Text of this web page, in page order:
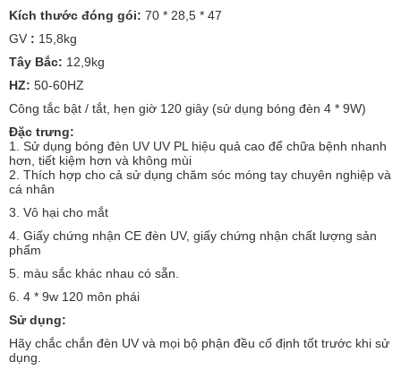
Kích thước đóng gói: 70 * 28,5 * 47
GV : 15,8kg
Tây Bắc: 12,9kg
HZ: 50-60HZ
Công tắc bật / tắt, hẹn giờ 120 giây (sử dụng bóng đèn 4 * 9W)
Đặc trưng:
1. Sử dụng bóng đèn UV UV PL hiệu quả cao để chữa bệnh nhanh
hơn, tiết kiệm hơn và không mùi
2. Thích hợp cho cả sử dụng chăm sóc móng tay chuyên nghiệp và
cá nhân
3. Vô hại cho mắt
4. Giấy chứng nhận CE đèn UV, giấy chứng nhận chất lượng sản
phẩm
5. màu sắc khác nhau có sẵn.
6. 4 * 9w 120 môn phái
Sử dụng:
Hãy chắc chắn đèn UV và mọi bộ phận đều cố định tốt trước khi sử
dụng.